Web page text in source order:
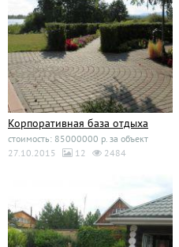
Корпоративная база отдыха
стоимость: 85000000 р. за объект
27.10.2015
12 2484